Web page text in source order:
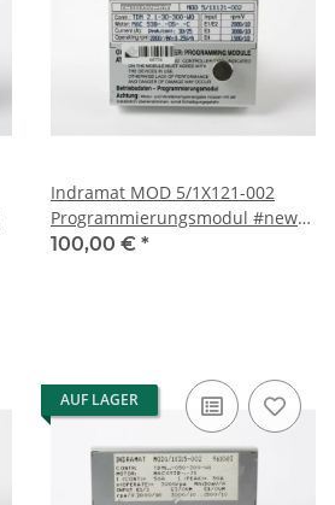
Indramat MOD 5/1X121-002
Programmierungsmodul #new
old stock
100,00 € *
AUF LAGER